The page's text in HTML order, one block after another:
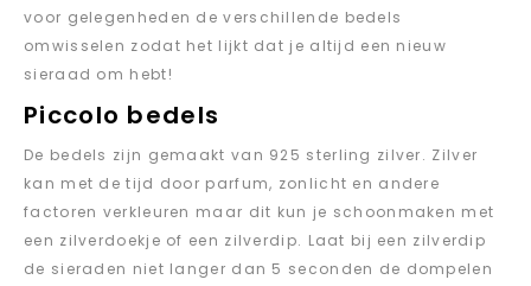
voor gelegenheden de verschillende bedels
omwisselen zodat het lijkt dat je altijd een nieuw
sieraad om hebt!
Piccolo bedels
De bedels zijn gemaakt van 925 sterling zilver. Zilver
kan met de tijd door parfum, zonlicht en andere
factoren verkleuren maar dit kun je schoonmaken met
een zilverdoekje of een zilverdip. Laat bij een zilverdip
de sieraden niet langer dan 5 seconden de dompelen